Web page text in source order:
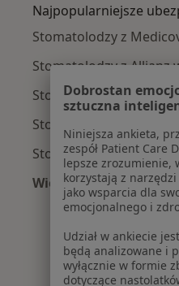
Najpopularniejsze
Stomatolodzy z
Stomatolodzy z Allianz
Stomatolodzy z INTER
Stomatolodzy z Signal
Stomatolodzy z
Więcej (9)
Więcej w
Dobrostan
sztuczna
Niniejsza ankieta,
zespół Patient Care
lepsze zrozumienie,
korzystają z
jako wsparcia dla
emocjonalnego i
Udział w ankiecie
będą analizowane i
wyłącznie w formie
dotyczące